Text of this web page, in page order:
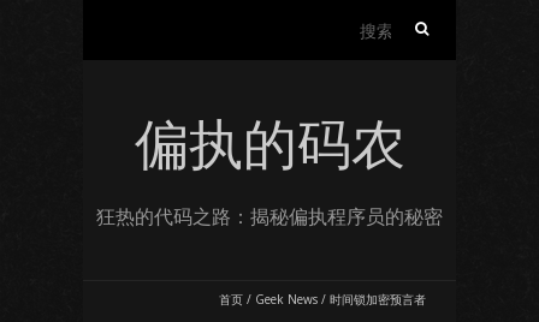
偏执的码农
狂热的代码之路：揭秘偏执程序员的秘密
首页 / Geek News / 时间锁加密预言者